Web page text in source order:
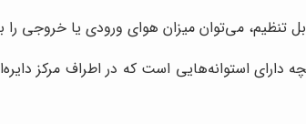
تنظیم، می‌توان میزان هوای ورودی یا خروجی
دارای استوانه‌هایی است که در اطراف مرکز